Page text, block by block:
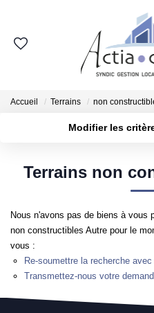
Nos
Nos
Nous
Accueil Terrains non
Modifier les
Type de bien
Budget max
Terrains non
Nous n'avons pas de biens à vous
non constructibles Autre pour le
vous :
Re-soumettre la recherche avec
Transmettez-nous votre